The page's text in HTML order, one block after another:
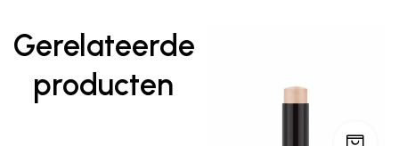
Gerelateerde
producten